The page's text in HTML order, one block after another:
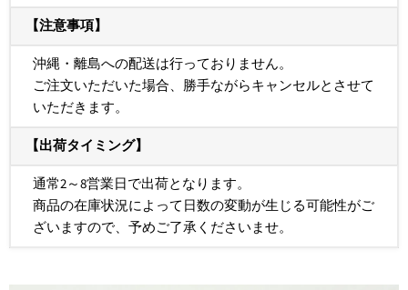
【注意事項】
沖縄・離島への配送は行っておりません。
ご注文いただいた場合、勝手ながらキャンセルとさせて
いただきます。
【出荷タイミング】
通常2～8営業日で出荷となります。
商品の在庫状況によって日数の変動が生じる可能性がご
ざいますので、予めご了承くださいませ。